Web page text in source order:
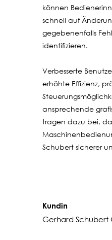
können
schnell auf
gegebenenfalls
identifizieren.
Verbesserte
erhöhte Effizienz,
ansprechende
tragen dazu bei,
Schubert sicherer
Kundin
Gerhard Schubert